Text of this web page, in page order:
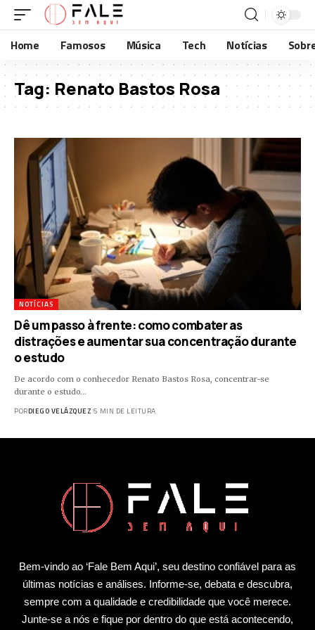
Home Famosos Música Tech Notícias
Tag: Renato Bastos Rosa
NOTÍCIAS
Dê um passo à frente: como combater as
distrações e aumentar sua concentração durante
o estudo
De acordo com o conhecedor Renato Bastos Rosa, concentrar-se
durante o estudo…
PORDIEGO VELÁZQUEZ 5 MIN DE LEITURA
Bem-vindo ao ‘Fale Bem Aqui’, seu destino confiável para as
últimas notícias e análises. Informe-se, debata e descubra,
sempre com a qualidade e credibilidade que você merece.
Junte-se a nós e fique por dentro do que está acontecendo,